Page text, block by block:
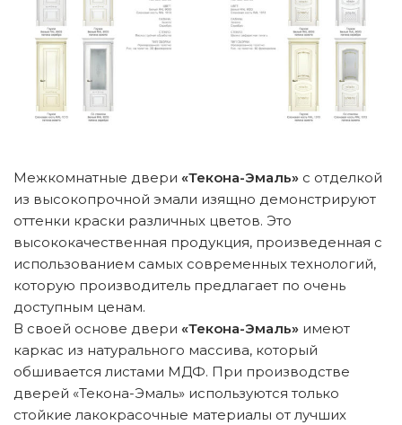
Межкомнатные двери «Текона-Эмаль» с отделкой
из высокопрочной эмали изящно демонстрируют
оттенки краски различных цветов. Это
высококачественная продукция, произведенная с
использованием самых современных технологий,
которую производитель предлагает по очень
доступным ценам.
В своей основе двери «Текона-Эмаль» имеют
каркас из натурального массива, который
обшивается листами МДФ. При производстве
дверей «Текона-Эмаль» используются только
стойкие лакокрасочные материалы от лучших